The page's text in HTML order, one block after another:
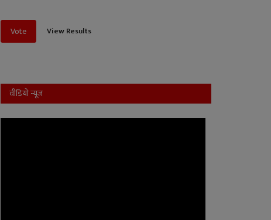
Vote View Results
वीडियो न्यूज